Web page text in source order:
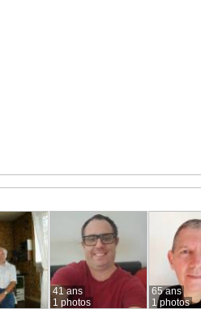
41 ans
1 photos
65 ans
1 photos